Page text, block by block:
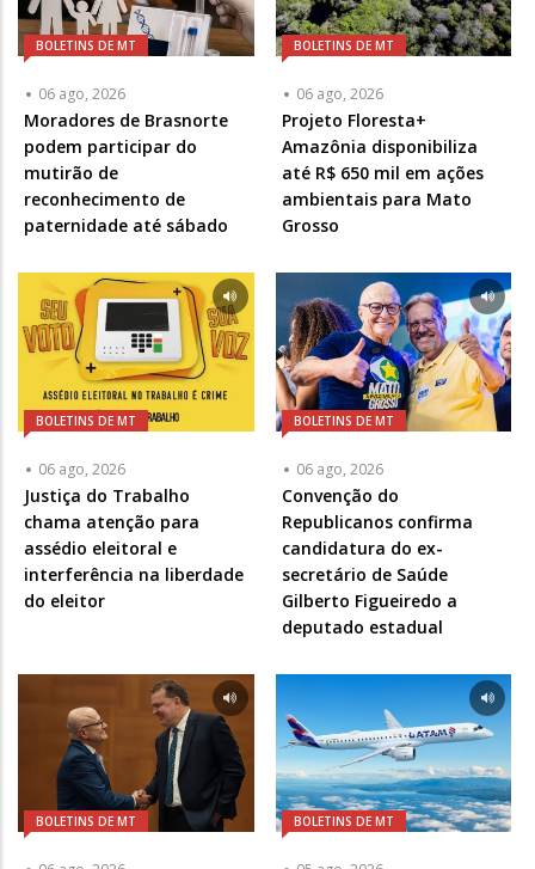
BOLETINS DE MT
06 ago, 2026
Moradores de Brasnorte
podem participar do
mutirão de
reconhecimento de
paternidade até sábado
BOLETINS DE MT
06 ago, 2026
Projeto Floresta+
Amazônia disponibiliza
até R$ 650 mil em ações
ambientais para Mato
Grosso
BOLETINS DE MT
06 ago, 2026
Justiça do Trabalho
chama atenção para
assédio eleitoral e
interferência na liberdade
do eleitor
BOLETINS DE MT
06 ago, 2026
Convenção do
Republicanos confirma
candidatura do ex-
secretário de Saúde
Gilberto Figueiredo a
deputado estadual
BOLETINS DE MT BOLETINS DE MT